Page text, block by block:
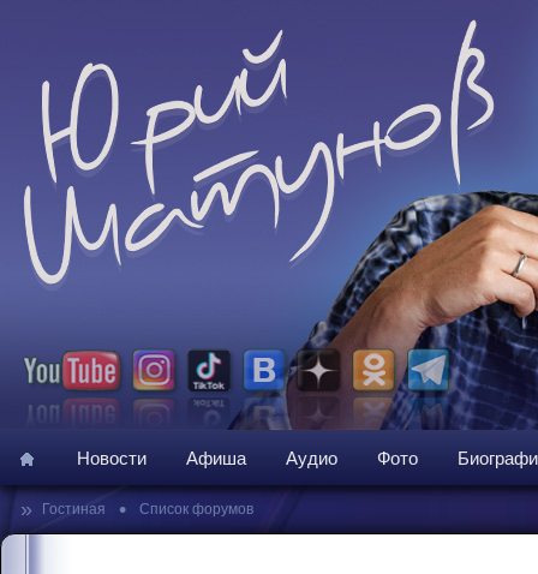
Новости Афиша Аудио Фото
» Гостиная • Список форумов